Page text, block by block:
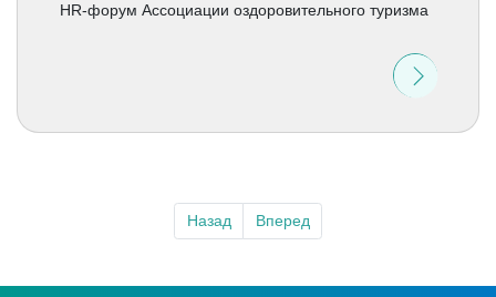
HR-форум Ассоциации оздоровительного туризма
Назад Вперед